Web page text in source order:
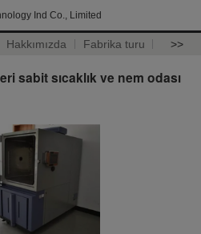
Ind Co., Limited
Hakkımızda Fabrika turu >>
sabit sıcaklık ve nem odası